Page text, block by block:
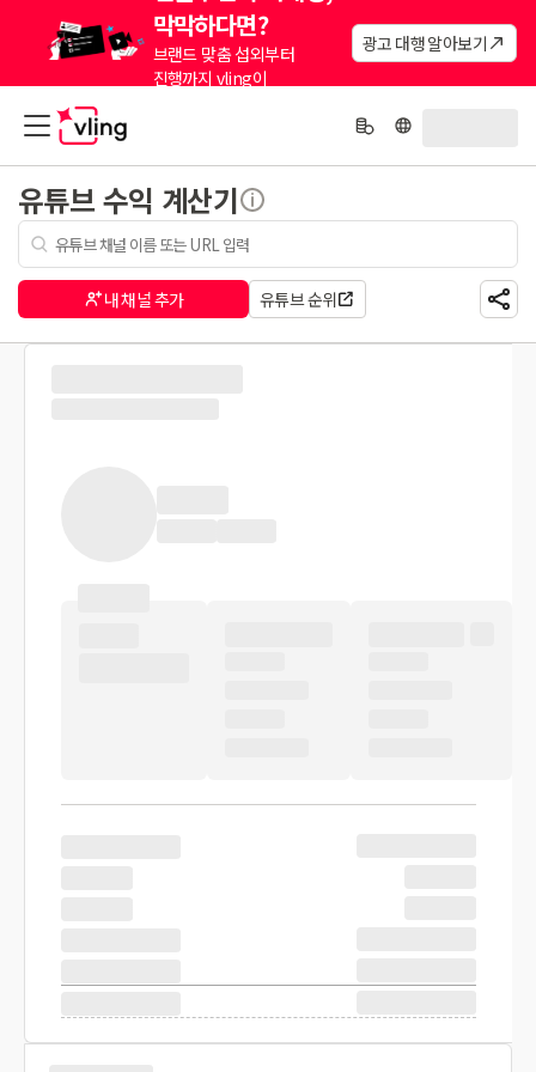
막막하다면?
브랜드 맞춤 섭외부터
진행까지 vling이
광고 대행 알아보기
유튜브 수익 계산기
내 채널 추가 유튜브 순위